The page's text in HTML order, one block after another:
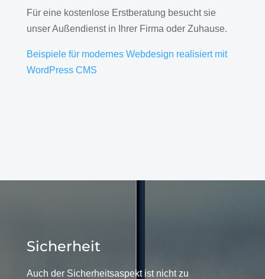
Für eine kostenlose Erstberatung besucht sie
unser Außendienst in Ihrer Firma oder Zuhause.
Beispiele für modernes Webdesign realisiert mit
WordPress CMS
Sicherheit
Auch der Sicherheitsaspekt ist nicht zu